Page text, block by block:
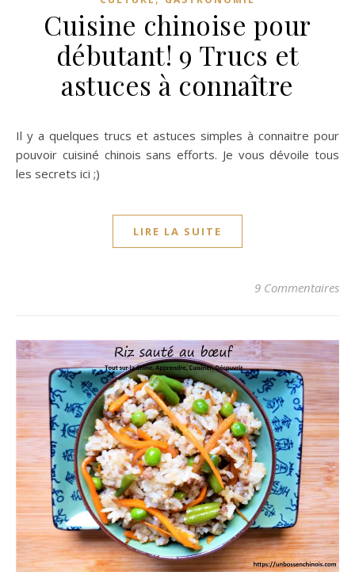
Cuisine chinoise pour
débutant! 9 Trucs et
astuces à connaître
Il y a quelques trucs et astuces simples à connaitre pour
pouvoir cuisiné chinois sans efforts. Je vous dévoile tous
les secrets ici ;)
LIRE LA SUITE
9 Commentaires